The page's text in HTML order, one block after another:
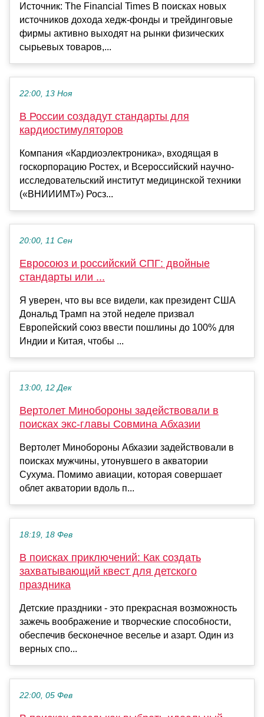
Источник: The Financial Times В поисках новых
источников дохода хедж-фонды и трейдинговые
фирмы активно выходят на рынки физических
сырьевых товаров,...
22:00, 13 Ноя
В России создадут стандарты для
кардиостимуляторов
Компания «Кардиоэлектроника», входящая в
госкорпорацию Ростех, и Всероссийский научно-
исследовательский институт медицинской техники
(«ВНИИИМТ») Росз...
20:00, 11 Сен
Евросоюз и российский СПГ: двойные
стандарты или ...
Я уверен, что вы все видели, как президент США
Дональд Трамп на этой неделе призвал
Европейский союз ввести пошлины до 100% для
Индии и Китая, чтобы ...
13:00, 12 Дек
Вертолет Минобороны задействовали в
поисках экс-главы Совмина Абхазии
Вертолет Минобороны Абхазии задействовали в
поисках мужчины, утонувшего в акватории
Сухума. Помимо авиации, которая совершает
облет акватории вдоль п...
18:19, 18 Фев
В поисках приключений: Как создать
захватывающий квест для детского
праздника
Детские праздники - это прекрасная возможность
зажечь воображение и творческие способности,
обеспечив бесконечное веселье и азарт. Один из
верных спо...
22:00, 05 Фев